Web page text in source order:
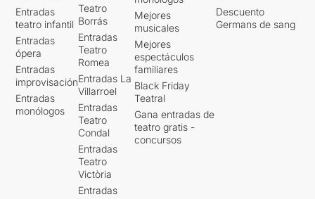
Entradas
teatro infantil
Entradas
ópera
Entradas
improvisación
Entradas
monólogos
Teatro
Borrás
Entradas
Teatro
Romea
Entradas La
Villarroel
Entradas
Teatro
Condal
Entradas
Teatro
Victòria
Entradas
Mejores
musicales
Mejores
espectáculos
familiares
Black Friday
Teatral
Gana entradas de
teatro gratis -
concursos
Descuento
Germans de sang